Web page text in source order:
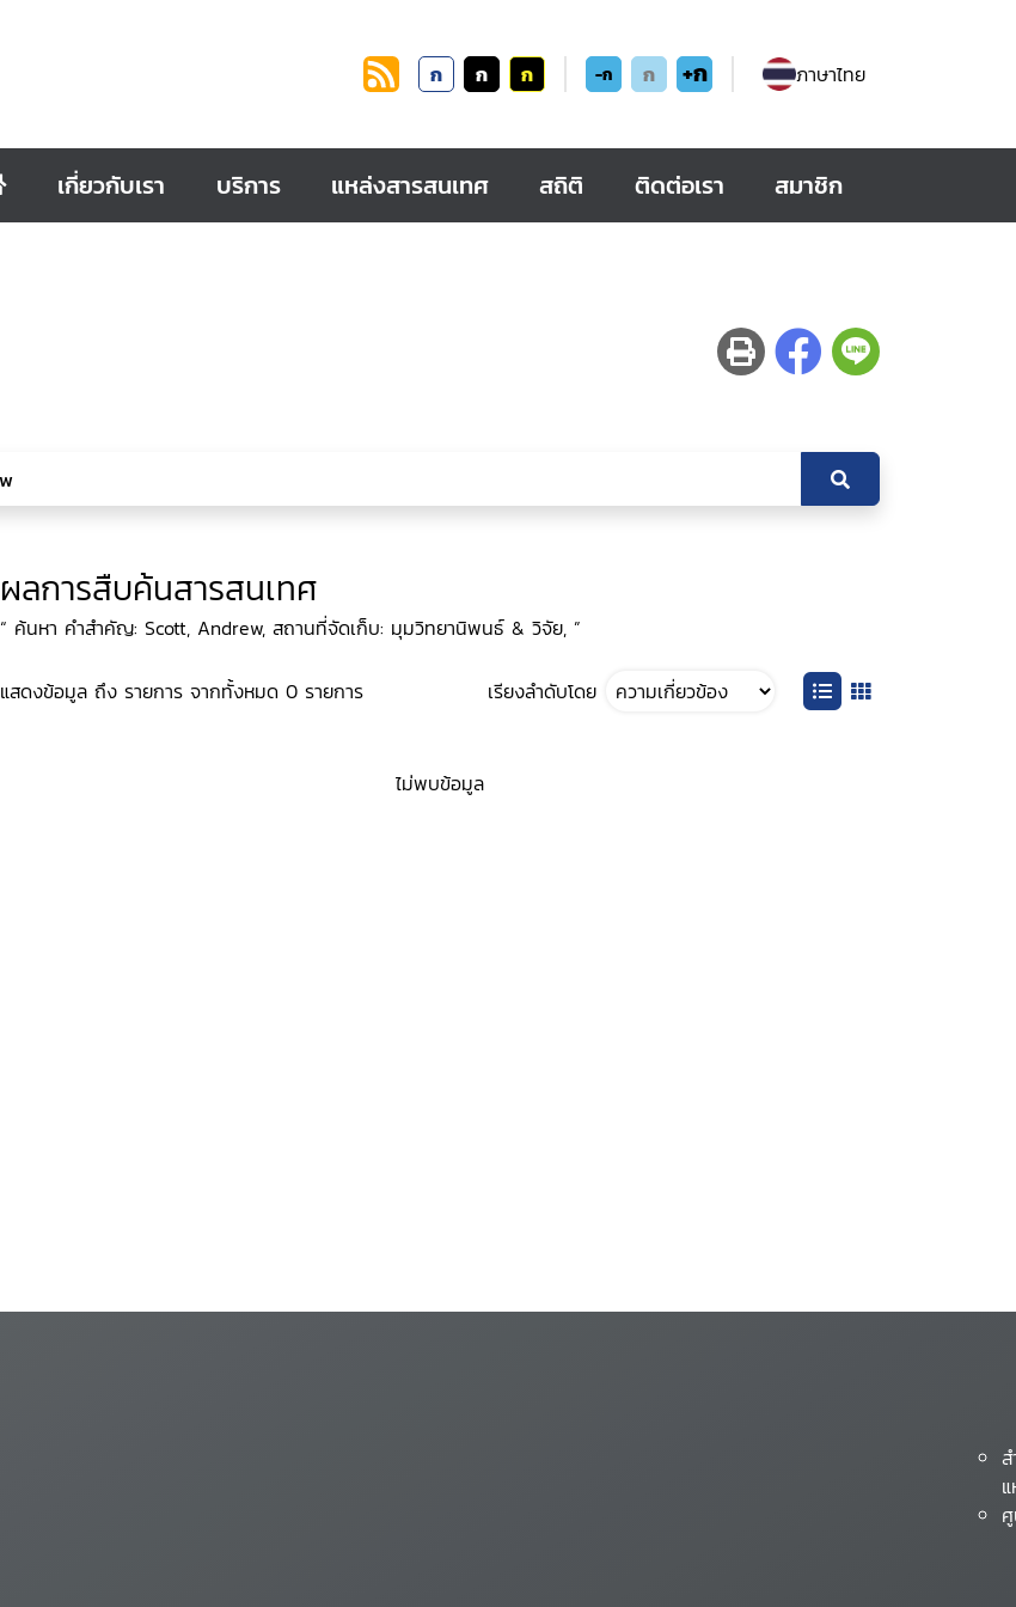
ก ก ก -ก ก +ก ภาษาไทย
เกี่ยวกับเรา บริการ แหล่งสารสนเทศ สถิติ ติดต่อเรา สมาชิก
ผลการสืบค้นสารสนเทศ
“ ค้นหา คำสำคัญ: Scott, Andrew, สถานที่จัดเก็บ: มุมวิทยานิพนธ์ & วิจัย, ”
แสดงข้อมูล ถึง รายการ จากทั้งหมด 0 รายการ เรียงลำดับโดย
ไม่พบข้อมูล